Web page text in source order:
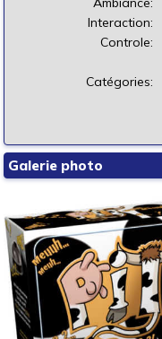
Interaction:
Controle:
Catégories:
Galerie photo